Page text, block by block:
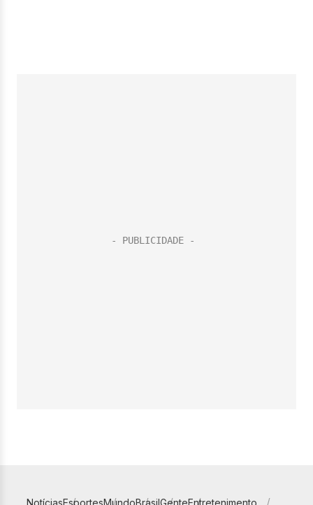
NotíciasEsportesMundoBrasilGenteEntretenimento